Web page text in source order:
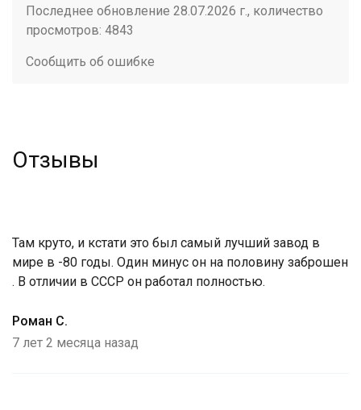
Последнее обновление 28.07.2026 г., количество
просмотров: 4843
Сообщить об ошибке
Отзывы
Там круто, и кстати это был самый лучший завод в
мире в -80 годы. Один минус он на половину заброшен
. В отличии в СССР он работал полностью.
Роман С.
7 лет 2 месяца назад